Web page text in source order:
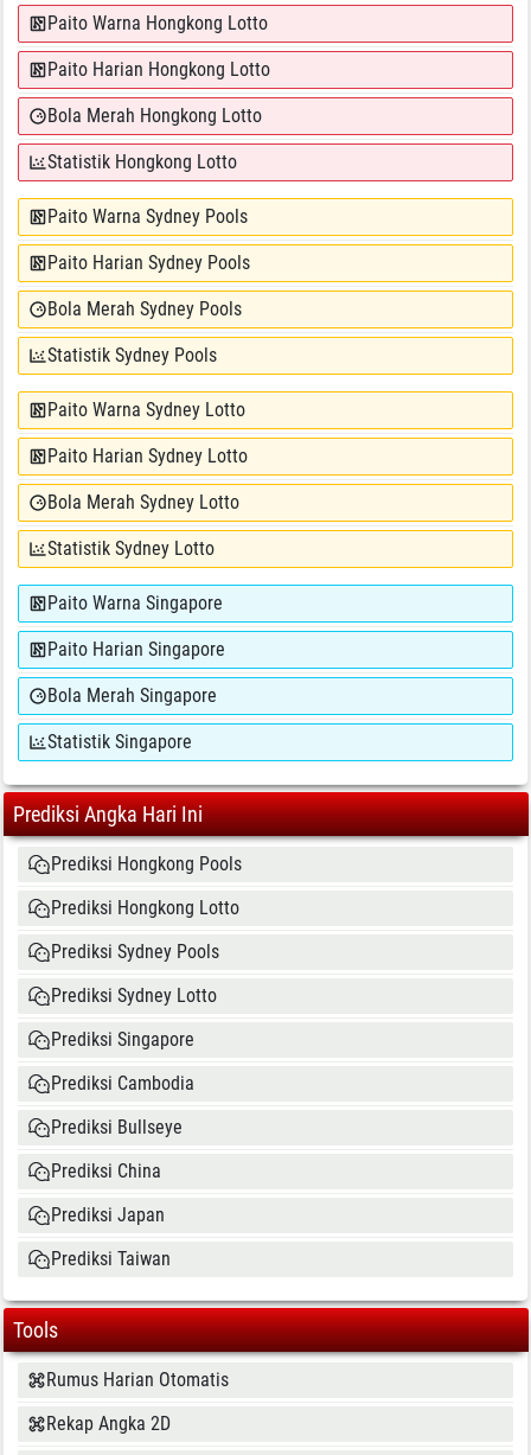
Paito Warna Hongkong Lotto
Paito Harian Hongkong Lotto
Bola Merah Hongkong Lotto
Statistik Hongkong Lotto
Paito Warna Sydney Pools
Paito Harian Sydney Pools
Bola Merah Sydney Pools
Statistik Sydney Pools
Paito Warna Sydney Lotto
Paito Harian Sydney Lotto
Bola Merah Sydney Lotto
Statistik Sydney Lotto
Paito Warna Singapore
Paito Harian Singapore
Bola Merah Singapore
Statistik Singapore
Prediksi Angka Hari Ini
Prediksi Hongkong Pools
Prediksi Hongkong Lotto
Prediksi Sydney Pools
Prediksi Sydney Lotto
Prediksi Singapore
Prediksi Cambodia
Prediksi Bullseye
Prediksi China
Prediksi Japan
Prediksi Taiwan
Tools
Rumus Harian Otomatis
Rekap Angka 2D